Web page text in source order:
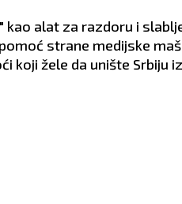
alat za razdoru i
strane medijske
koji žele da unište Srbiju
ZDRAVLJE:
Reumatske
tegobe.